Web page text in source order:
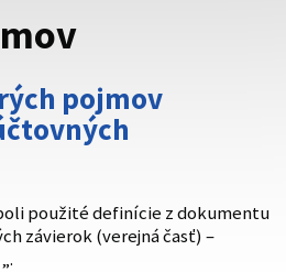
že zdieľate informácie iba
stránku. Zabezpečená stránka
domény webového sídla.
pojmov
použité definície z dokumentu
závierok (verejná časť) –
„.